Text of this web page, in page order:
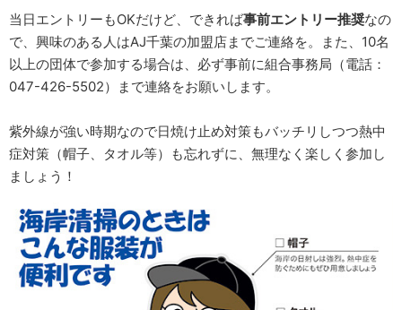
当日エントリーもOKだけど、できれば事前エントリー推奨なの
で、興味のある人はAJ千葉の加盟店までご連絡を。また、10名
以上の団体で参加する場合は、必ず事前に組合事務局（電話：
047-426-5502）まで連絡をお願いします。
紫外線が強い時期なので日焼け止め対策もバッチリしつつ熱中
症対策（帽子、タオル等）も忘れずに、無理なく楽しく参加し
ましょう！